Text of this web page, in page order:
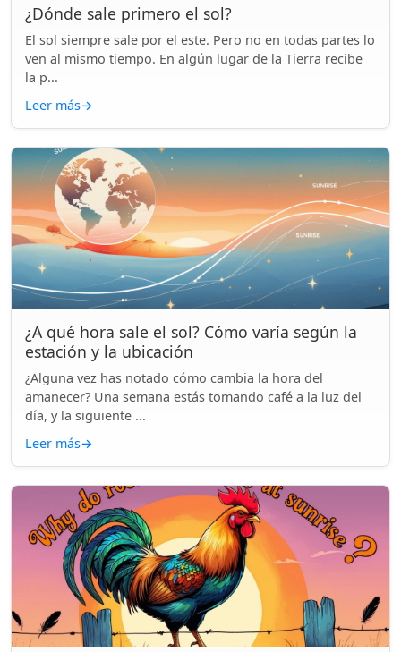
¿Dónde sale primero el sol?
El sol siempre sale por el este. Pero no en todas partes lo
ven al mismo tiempo. En algún lugar de la Tierra recibe
la p...
Leer más→
¿A qué hora sale el sol? Cómo varía según la
estación y la ubicación
¿Alguna vez has notado cómo cambia la hora del
amanecer? Una semana estás tomando café a la luz del
día, y la siguiente ...
Leer más→